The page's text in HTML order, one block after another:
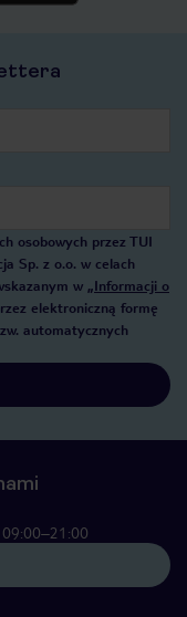
osobowych przez TUI
Sp. z o.o. w celach
w „Informacji o
elektroniczną formę
automatycznych